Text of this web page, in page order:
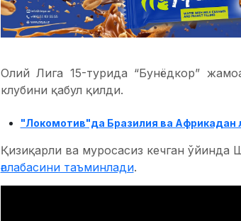
Олий Лига 15-турида “Бунёдкор”
клубини қабул қилди.
"Локомотив"да Бразилия ва Африкадан
Қизиқарли ва муросасиз кечган ўйинда
ғалабасини таъминлади.